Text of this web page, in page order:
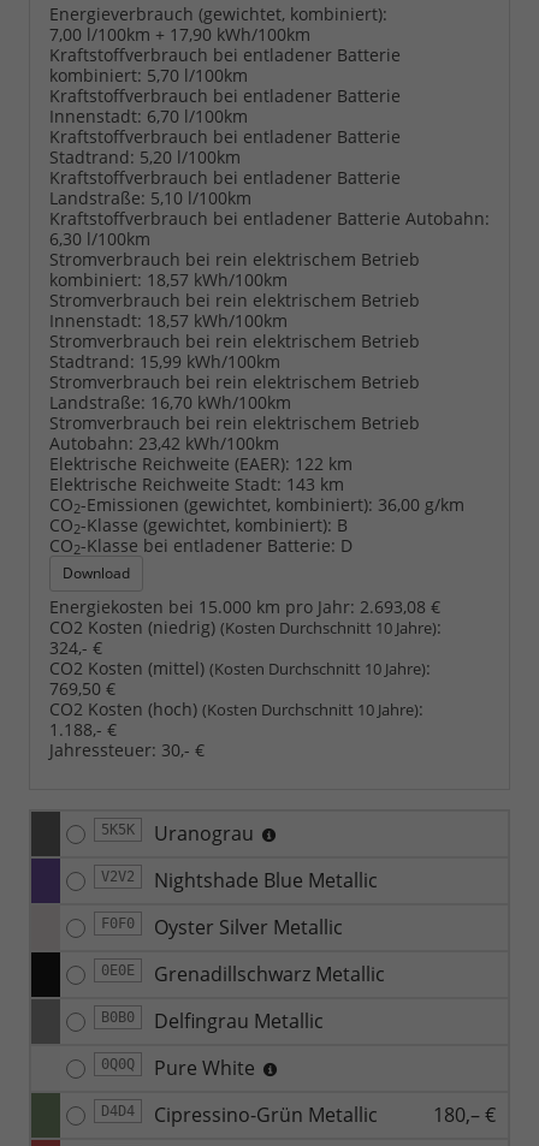
Energieverbrauch (gewichtet, kombiniert):
7,00 l/100km + 17,90 kWh/100km
Kraftstoffverbrauch bei entladener Batterie
kombiniert: 5,70 l/100km
Kraftstoffverbrauch bei entladener Batterie
Innenstadt: 6,70 l/100km
Kraftstoffverbrauch bei entladener Batterie
Stadtrand: 5,20 l/100km
Kraftstoffverbrauch bei entladener Batterie
Landstraße: 5,10 l/100km
Kraftstoffverbrauch bei entladener Batterie Autobahn:
6,30 l/100km
Stromverbrauch bei rein elektrischem Betrieb
kombiniert: 18,57 kWh/100km
Stromverbrauch bei rein elektrischem Betrieb
Innenstadt: 18,57 kWh/100km
Stromverbrauch bei rein elektrischem Betrieb
Stadtrand: 15,99 kWh/100km
Stromverbrauch bei rein elektrischem Betrieb
Landstraße: 16,70 kWh/100km
Stromverbrauch bei rein elektrischem Betrieb
Autobahn: 23,42 kWh/100km
Elektrische Reichweite (EAER): 122 km
Elektrische Reichweite Stadt: 143 km
CO2-Emissionen (gewichtet, kombiniert): 36,00 g/km
CO2-Klasse (gewichtet, kombiniert): B
CO2-Klasse bei entladener Batterie: D
Download
Energiekosten bei 15.000 km pro Jahr: 2.693,08 €
CO2 Kosten (niedrig) (Kosten Durchschnitt 10 Jahre):
324,- €
CO2 Kosten (mittel) (Kosten Durchschnitt 10 Jahre):
769,50 €
CO2 Kosten (hoch) (Kosten Durchschnitt 10 Jahre):
1.188,- €
Jahressteuer: 30,- €
5K5K Uranograu
V2V2 Nightshade Blue Metallic
F0F0 Oyster Silver Metallic
0E0E Grenadillschwarz Metallic
B0B0 Delfingrau Metallic
0Q0Q Pure White
D4D4 Cipressino-Grün Metallic 180,– €